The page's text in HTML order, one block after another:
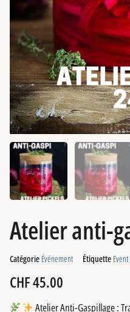
Atelier anti-
Catégorie Événement Étiquette
CHF45.00
Atelier Anti-Gaspillage :